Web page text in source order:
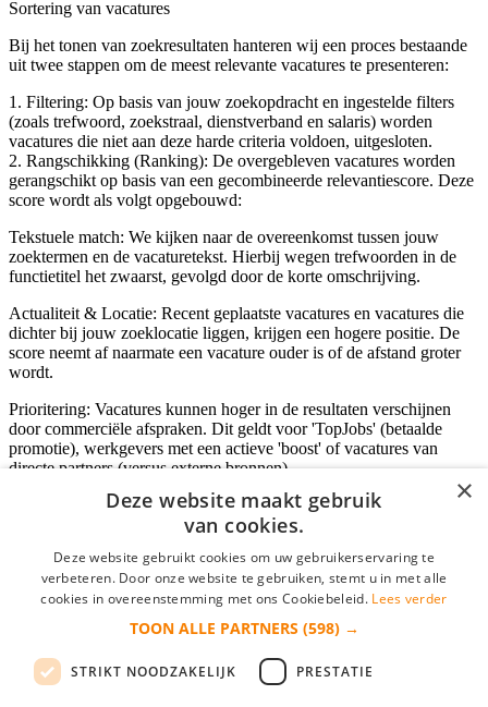
Sortering van vacatures
Bij het tonen van zoekresultaten hanteren wij een proces bestaande
uit twee stappen om de meest relevante vacatures te presenteren:
1. Filtering: Op basis van jouw zoekopdracht en ingestelde filters
(zoals trefwoord, zoekstraal, dienstverband en salaris) worden
vacatures die niet aan deze harde criteria voldoen, uitgesloten.
2. Rangschikking (Ranking): De overgebleven vacatures worden
gerangschikt op basis van een gecombineerde relevantiescore. Deze
score wordt als volgt opgebouwd:
Tekstuele match: We kijken naar de overeenkomst tussen jouw
zoektermen en de vacaturetekst. Hierbij wegen trefwoorden in de
functietitel het zwaarst, gevolgd door de korte omschrijving.
Actualiteit & Locatie: Recent geplaatste vacatures en vacatures die
dichter bij jouw zoeklocatie liggen, krijgen een hogere positie. De
score neemt af naarmate een vacature ouder is of de afstand groter
wordt.
Prioritering: Vacatures kunnen hoger in de resultaten verschijnen
door commerciële afspraken. Dit geldt voor 'TopJobs' (betaalde
promotie), werkgevers met een actieve 'boost' of vacatures van
directe partners (versus externe bronnen).
Inloggen als bedrijf
*
login gegevens onthouden
×
Deze website maakt gebruik
van cookies.
Deze website gebruikt cookies om uw gebruikerservaring te
verbeteren. Door onze website te gebruiken, stemt u in met alle
cookies in overeenstemming met ons Cookiebeleid. Lees verder
TOON ALLE PARTNERS (598) →
STRIKT NOODZAKELIJK PRESTATIE